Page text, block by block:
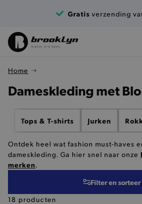
Gratis verzending
Home
Tops & T-shirts Jurken
Ontdek heel wat fashion must-haves
dameskleding. Ga hier snel naar onze
merken.
18 producten
Filter en sorteer
Dameskleding met